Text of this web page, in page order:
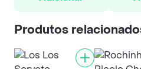
Produtos